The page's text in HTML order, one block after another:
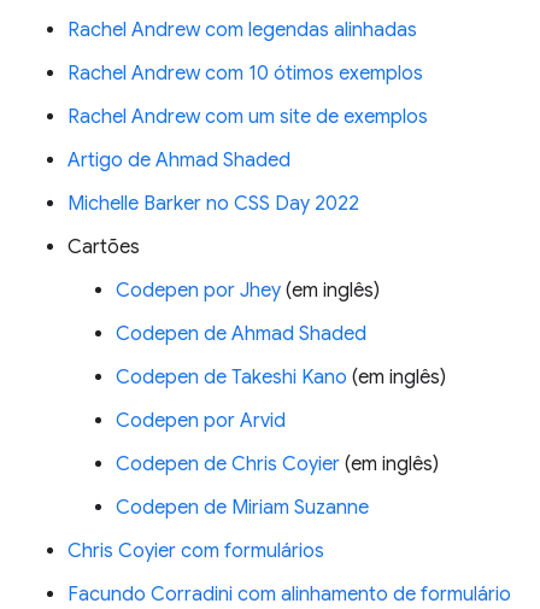
Rachel Andrew com legendas alinhadas
Rachel Andrew com 10 ótimos exemplos
Rachel Andrew com um site de exemplos
Artigo de Ahmad Shaded
Michelle Barker no CSS Day 2022
Cartões
Codepen por Jhey (em inglês)
Codepen de Ahmad Shaded
Codepen de Takeshi Kano (em inglês)
Codepen por Arvid
Codepen de Chris Coyier (em inglês)
Codepen de Miriam Suzanne
Chris Coyier com formulários
Facundo Corradini com alinhamento de formulário